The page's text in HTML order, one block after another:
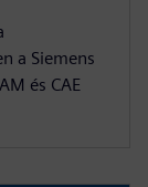
a Siemens
és CAE